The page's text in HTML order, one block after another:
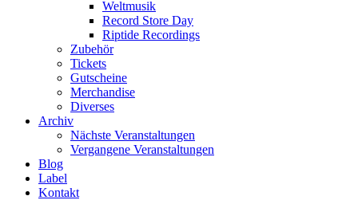
Weltmusik
Record Store Day
Riptide Recordings
Zubehör
Tickets
Gutscheine
Merchandise
Diverses
Archiv
Nächste Veranstaltungen
Vergangene Veranstaltungen
Blog
Label
Kontakt